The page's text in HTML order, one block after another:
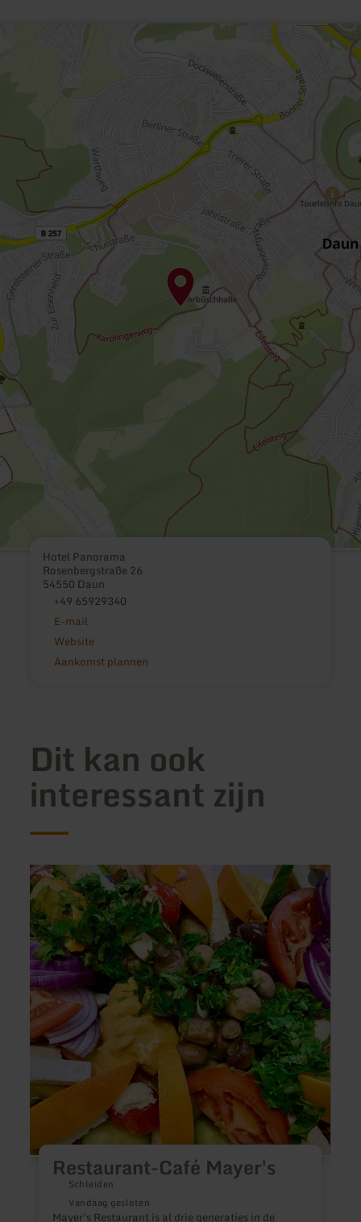
Hotel Panorama
Rosenbergstraße 26
54550 Daun
+49 65929340
E-mail
Website
Aankomst plannen
Dit kan ook
interessant zijn
Restaurant-Café Mayer's
Schleiden
Vandaag gesloten
Mayer's Restaurant is al drie generaties in de
meer
informatie
over:
Restaurant-
Café
Mayer's
Mc